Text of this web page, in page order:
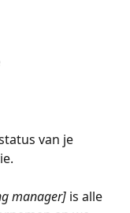
van je
manager] is alle